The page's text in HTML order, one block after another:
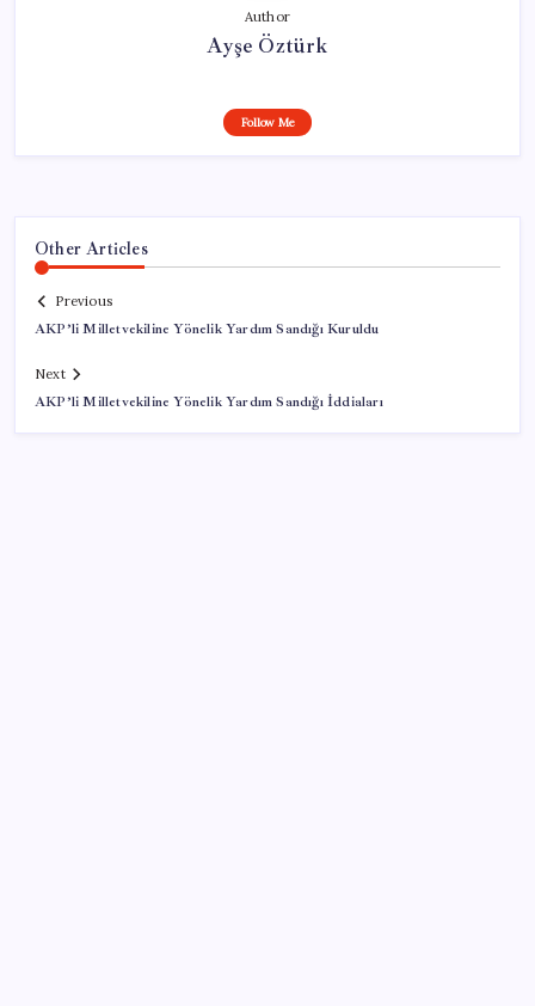
Author
Ayşe Öztürk
Follow Me
Other Articles
Previous
AKP’li Milletvekiline Yönelik Yardım Sandığı Kuruldu
Next
AKP’li Milletvekiline Yönelik Yardım Sandığı İddiaları